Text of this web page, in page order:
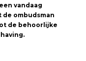
vandaag
ombudsman
de behoorlijke